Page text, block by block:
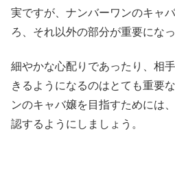
実ですが、ナンバーワンのキャ
ろ、それ以外の部分が重要になっ
細やかな心配りであったり、相
きるようになるのはとても重要
ンのキャバ嬢を目指すためには
認するようにしましょう。